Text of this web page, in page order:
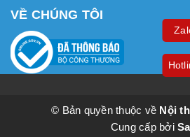
VỀ CHÚNG TÔI
© Bản quyền thuộc về Nội
Cung cấp bởi